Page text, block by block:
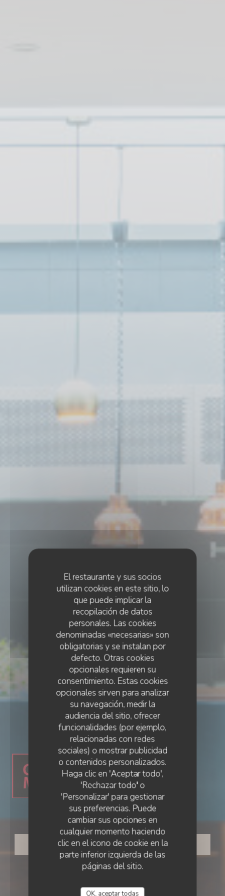
El restaurante y sus socios
utilizan cookies en este sitio, lo
que puede implicar la
recopilación de datos
personales. Las cookies
denominadas «necesarias» son
obligatorias y se instalan por
defecto. Otras cookies
opcionales requieren su
consentimiento. Estas cookies
opcionales sirven para analizar
su navegación, medir la
audiencia del sitio, ofrecer
funcionalidades (por ejemplo,
relacionadas con redes
sociales) o mostrar publicidad
o contenidos personalizados.
Haga clic en 'Aceptar todo',
'Rechazar todo' o
'Personalizar' para gestionar
sus preferencias. Puede
cambiar sus opciones en
cualquier momento haciendo
clic en el icono de cookie en la
parte inferior izquierda de las
páginas del sitio.
OK, aceptar todas
RESTAURANTE GOURMET
• AMIENS
Ail des Ours
RESERVAR UNA MESA